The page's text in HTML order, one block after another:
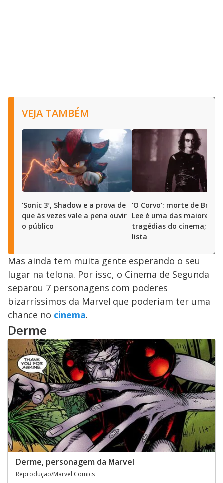
VEJA TAMBÉM
‘Sonic 3′, Shadow e a prova de
que às vezes vale a pena ouvir
o público
‘O Corvo’: morte de
Lee é uma das maiores
tragédias do cinema;
lista
Mas ainda tem muita gente esperando o seu
lugar na telona. Por isso, o Cinema de Segunda
separou 7 personagens com poderes
bizarríssimos da Marvel que poderiam ter uma
chance no cinema.
Derme
Derme, personagem da Marvel
Reprodução/Marvel Comics